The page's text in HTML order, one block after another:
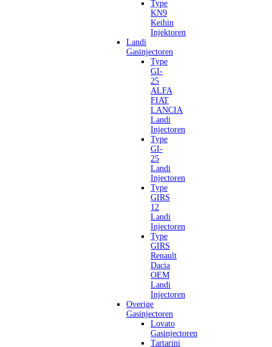
Type
KN9
Keihin
Injektoren
Landi
Gasinjectoren
Type
GI-
25
ALFA
FIAT
LANCIA
Landi
Injectoren
Type
GI-
25
Landi
Injectoren
Type
GIRS
12
Landi
Injectoren
Type
GIRS
Renault
Dacia
OEM
Landi
Injectoren
Overige
Gasinjectoren
Lovato
Gasinjectoren
Tartarini